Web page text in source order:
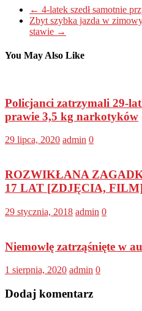
← 4-latek szedł samotnie
Zbyt szybka jazda w
stawie →
You May Also Like
Policjanci zatrzymali 29-
prawie 3,5 kg narkotyków
29 lipca, 2020 admin 0
ROZWIKŁANA
17 LAT [ZDJĘCIA, FILM]
29 stycznia, 2018 admin 0
Niemowlę zatrząśnięte w
1 sierpnia, 2020 admin 0
Dodaj komentarz